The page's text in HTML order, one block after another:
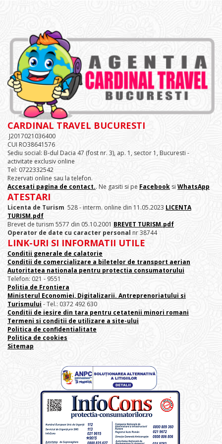
CARDINAL TRAVEL BUCURESTI
J2017021036400
CUI RO38641576
Sediu social: B-dul Dacia 47 (fost nr. 3), ap. 1, sector 1, Bucuresti -
activitate exclusiv online
Tel: 0722332542
Rezervati online sau la telefon.
Accesati pagina de contact.. Ne gasiti si pe Facebook si WhatsApp
ATESTARI
Licenta de Turism 528 - interm. online din 11.05.2023 LICENTA
TURISM.pdf
Brevet de turism 5577 din 05.10.2001 BREVET TURISM.pdf
Operator de date cu caracter personal nr 38744
LINK-URI SI INFORMATII UTILE
Conditii generale de calatorie
Conditii de comercializare a biletelor de transport aerian
Autoritatea nationala pentru protectia consumatorului
Telefon: 021 - 9551
Politia de Frontiera
Ministerul Economiei, Digitalizarii. Antreprenoriatului si
Turismului - Tel.: 0372 492 630
Conditii de iesire din tara pentru cetatenii minori romani
Termeni si conditii de utilizare a site-ului
Politica de confidentialitate
Politica de cookies
Sitemap